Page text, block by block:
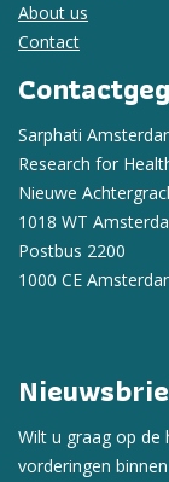
About us
Contact
Sarphati
Research for
Nieuwe
1018 WT
Postbus 2200
1000 CE
Wilt u graag op de
vorderingen